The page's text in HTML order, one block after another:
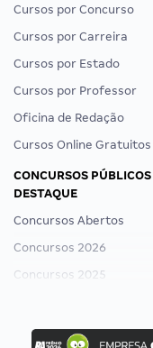
Cursos por Concurso
Cursos por Carreira
Cursos por Estado
Cursos por Professor
Oficina de Redação
Cursos Online Gratuitos
CONCURSOS PÚBLICOS
DESTAQUE
Concursos Abertos
Concursos 2026
Concursos 2025
Concurso Ibama